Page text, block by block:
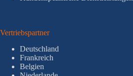
Vertriebspartner
Deutschland
Frankreich
Belgien